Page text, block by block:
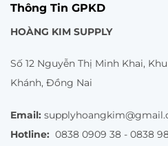
Thông Tin GPKD
HOÀNG KIM SUPPLY
Số 12 Nguyễn Thị Minh Khai,
Khánh, Đồng Nai
Email:
Hotline: 0838 0909 38 - 0838